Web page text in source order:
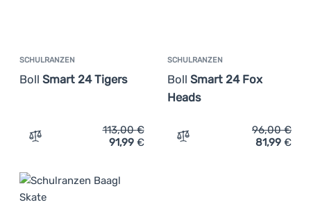
SCHULRANZEN
Boll Smart 24 Tigers
Zum Vergleich 'Schulranzen Boll Smart 24 Tigers'
113,00€
91,99 €
SCHULRANZEN
Boll Smart 24 Fox
Heads
Zum Vergleich
96,00€
81,99 €